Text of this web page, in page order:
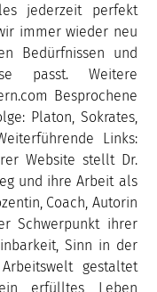
jederzeit perfekt
immer wieder neu
Bedürfnissen und
passt. Weitere
Besprochene
Platon, Sokrates,
Links:
Website stellt Dr.
und ihre Arbeit als
Coach, Autorin
Schwerpunkt ihrer
Sinn in der
gestaltet
erfülltes Leben